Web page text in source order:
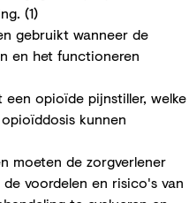
(1)
gebruikt wanneer de
en het functioneren
opioïde pijnstiller, welke
kunnen
moeten de zorgverlener
voordelen en risico's van